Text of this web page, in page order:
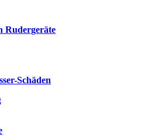
Rudergeräte
Schäden